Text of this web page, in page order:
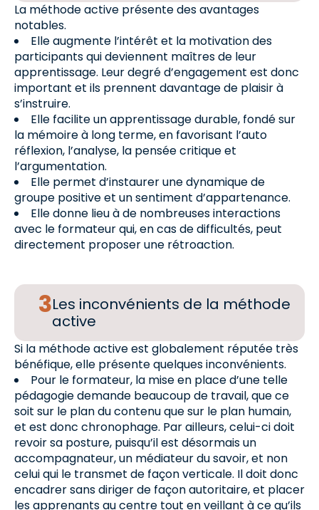
La méthode active présente des avantages
notables.
Elle augmente l’intérêt et la motivation des
participants qui deviennent maîtres de leur
apprentissage. Leur degré d’engagement est donc
important et ils prennent davantage de plaisir à
s’instruire.
Elle facilite un apprentissage durable, fondé sur
la mémoire à long terme, en favorisant l’auto
réflexion, l’analyse, la pensée critique et
l’argumentation.
Elle permet d’instaurer une dynamique de
groupe positive et un sentiment d’appartenance.
Elle donne lieu à de nombreuses interactions
avec le formateur qui, en cas de difficultés, peut
directement proposer une rétroaction.
Les inconvénients de la méthode
active
Si la méthode active est globalement réputée très
bénéfique, elle présente quelques inconvénients.
Pour le formateur, la mise en place d’une telle
pédagogie demande beaucoup de travail, que ce
soit sur le plan du contenu que sur le plan humain,
et est donc chronophage. Par ailleurs, celui-ci doit
revoir sa posture, puisqu’il est désormais un
accompagnateur, un médiateur du savoir, et non
celui qui le transmet de façon verticale. Il doit donc
encadrer sans diriger de façon autoritaire, et placer
les apprenants au centre tout en veillant à ce qu’ils